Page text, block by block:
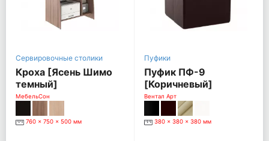
Сервировочные столики
Кроха [Ясень Шимо
темный]
МебельСон
760 x 750 x 500 мм
Пуфики
Пуфик ПФ-9
[Коричневый]
Вентал Арт
380 x 380 x 380 мм